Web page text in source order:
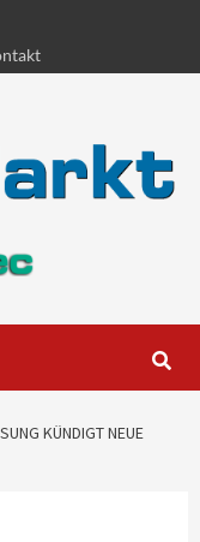
KÜNDIGT NEUE